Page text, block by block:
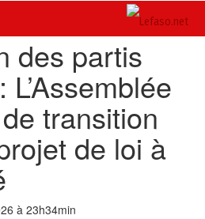
des partis
transition
de loi à
à 23h34min